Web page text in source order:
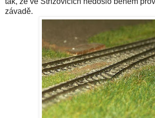
závadě.